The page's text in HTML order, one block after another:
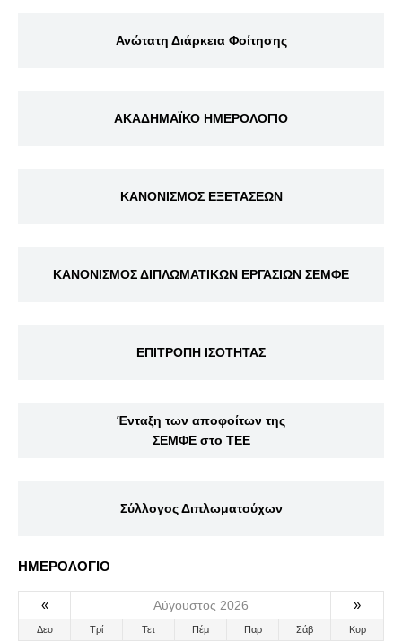
Ανώτατη Διάρκεια Φοίτησης
ΑΚΑΔΗΜΑΪΚΟ ΗΜΕΡΟΛΟΓΙΟ
ΚΑΝΟΝΙΣΜΟΣ ΕΞΕΤΑΣΕΩΝ
ΚΑΝΟΝΙΣΜΟΣ ΔΙΠΛΩΜΑΤΙΚΩΝ ΕΡΓΑΣΙΩΝ ΣΕΜΦΕ
ΕΠΙΤΡΟΠΗ ΙΣΟΤΗΤΑΣ
Ένταξη των αποφοίτων της
ΣΕΜΦΕ στο ΤΕΕ
Σύλλογος Διπλωματούχων
ΗΜΕΡΟΛΟΓΙΟ
« Αύγουστος 2026 »
Δευ Τρί Τετ Πέμ Παρ Σάβ Κυρ